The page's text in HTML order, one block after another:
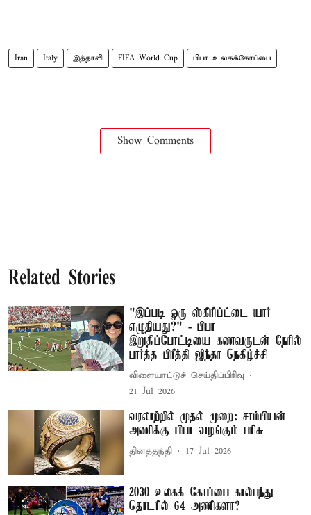
Iran Italy இத்தாலி FIFA World Cup பிபா உலகக்கோப்பை
Show Comments
Related Stories
"இப்படி ஒரு ஸ்கிரிப்ட்டை யார்
எழுதியது?" - பிபா
இறுதிப்போட்டியை கணவருடன் நேரில்
பார்த்த பிரீத்தி ஜிந்தா நெகிழ்ச்சி
விளையாட்டுச் செய்திப்பிரிவு
21 Jul 2026
வரலாற்றில் முதல் முறை: சாம்பியன்
அணிக்கு பிபா வழங்கும் பரிசு
தினத்தந்தி 17 Jul 2026
2030 உலகக் கோப்பை கால்பந்து
தொடரில் 64 அணிகளா?